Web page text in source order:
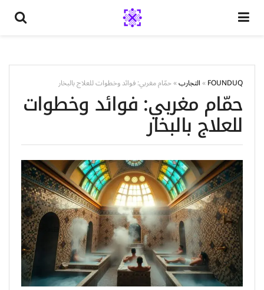
FOUNDUQ
»التجارب»حمّام مغربي: فوائد وخطوات للعلاج بالبخار
حمّام مغربي: فوائد وخطوات
للعلاج بالبخار